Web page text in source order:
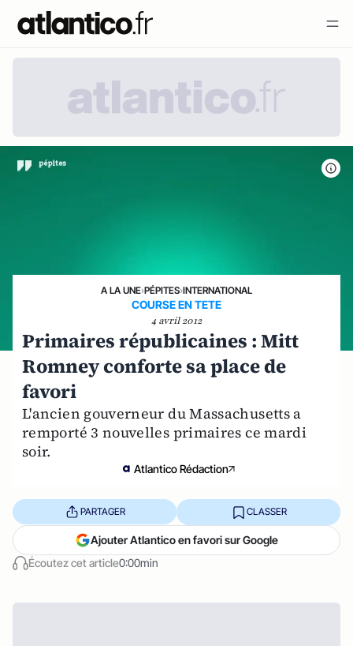
A LA UNE›PÉPITES›INTERNATIONAL
COURSE EN TETE
4 avril 2012
Primaires républicaines : Mitt
Romney conforte sa place de
favori
L'ancien gouverneur du Massachusetts a
remporté 3 nouvelles primaires ce mardi
soir.
Atlantico Rédaction
Écoutez cet article0:00min
PARTAGER CLASSER
Ajouter Atlantico en favori sur Google